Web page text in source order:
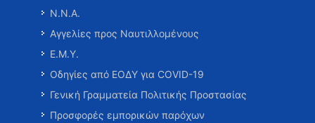
Ν.Ν.Α.
Αγγελίες προς Ναυτιλλομένους
Ε.Μ.Υ.
Οδηγίες από ΕΟΔΥ για COVID-19
Γενική Γραμματεία Πολιτικής Προστασίας
Προσφορές εμπορικών παρόχων